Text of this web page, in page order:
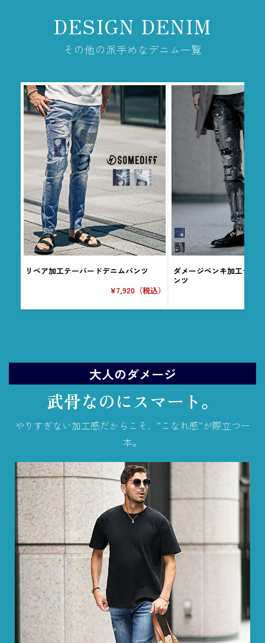
DESIGN DENIM
その他の派手めなデニム一覧
リペア加工テーパードデニムパンツ
¥7,920（税込）
ダメージペンキ加工テー
ンツ
大人のダメージ
武骨なのにスマート。
やりすぎない加工感だからこそ、“こなれ感”が際立つ一
本。